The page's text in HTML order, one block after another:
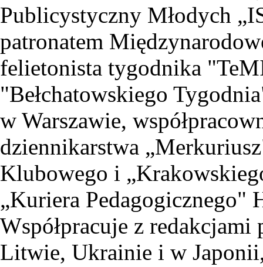
Publicystyczny Młodych
patronatem
felietonista tygodnika
"Bełchatowskiego
w Warszawie,
dziennikarstwa
Klubowego i
„Kuriera Pedagogicznego"
Współpracuje z
Litwie, Ukrainie i w